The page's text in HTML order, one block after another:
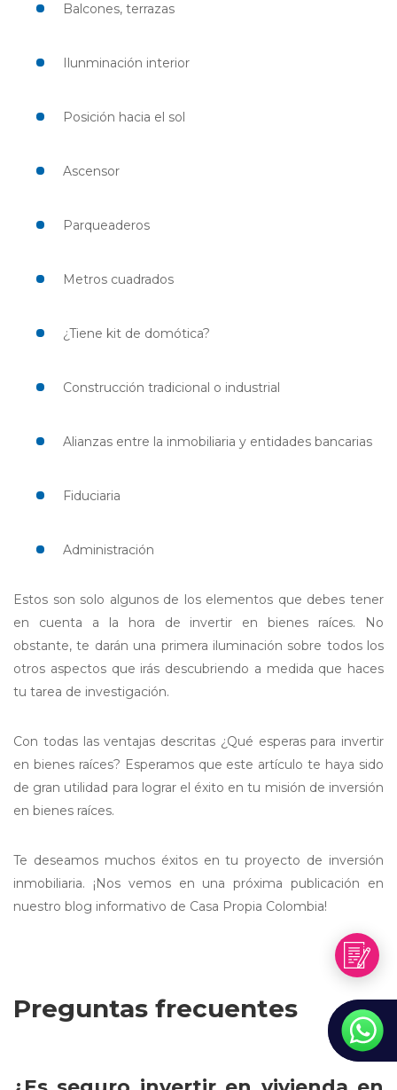
Balcones, terrazas
Ilunminación interior
Posición hacia el sol
Ascensor
Parqueaderos
Metros cuadrados
¿Tiene kit de domótica?
Construcción tradicional o industrial
Alianzas entre la inmobiliaria y entidades bancarias
Fiduciaria
Administración
Estos son solo algunos de los elementos que debes tener
en cuenta a la hora de invertir en bienes raíces. No
obstante, te darán una primera iluminación sobre todos los
otros aspectos que irás descubriendo a medida que haces
tu tarea de investigación.
Con todas las ventajas descritas ¿Qué esperas para invertir
en bienes raíces? Esperamos que este artículo te haya sido
de gran utilidad para lograr el éxito en tu misión de inversión
en bienes raíces.
Te deseamos muchos éxitos en tu proyecto de inversión
inmobiliaria. ¡Nos vemos en una próxima publicación en
nuestro blog informativo de Casa Propia Colombia!
Preguntas frecuentes